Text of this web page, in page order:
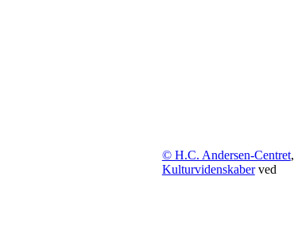
© H.C. Andersen-Centret,
Kulturvidenskaberved